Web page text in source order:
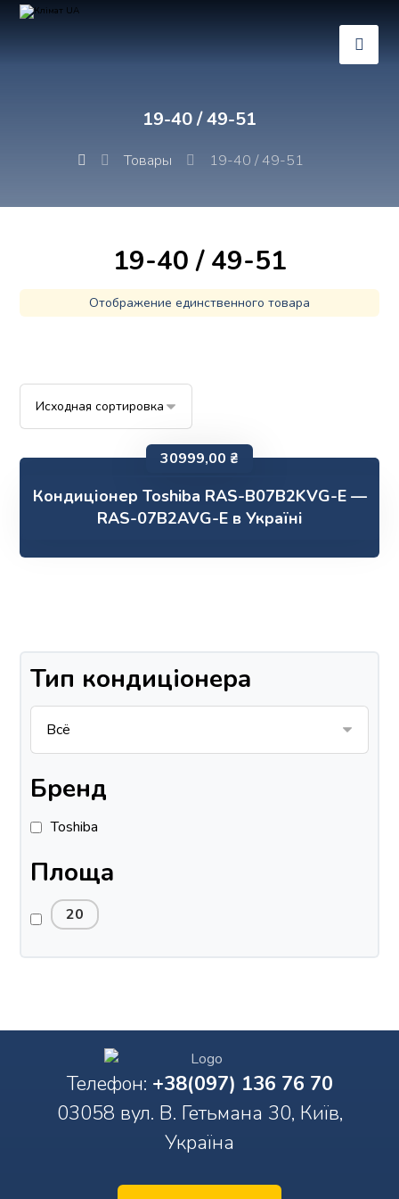
19-40 / 49-51
Товары 19-40 / 49-51
19-40 / 49-51
Отображение единственного товара
Кондиціонер Toshiba RAS-B07B2KVG-E —
RAS-07B2AVG-E в Україні
30999,00 ₴
Тип кондиціонера
Бренд
Toshiba
Площа
20
Телефон: +38(097) 136 76 70
03058 вул. В. Гетьмана 30, Київ,
Україна